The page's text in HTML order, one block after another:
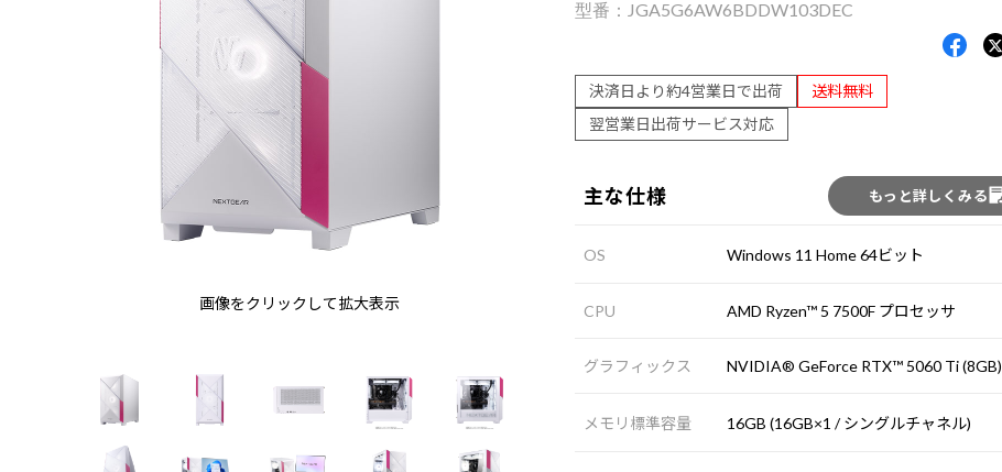
画像をクリックして拡大表示
JGA5G6AW6BDDW103DEC
決済日より約4営業日で出荷
送料無料
翌営業日出荷サービス対応
主な仕様 もっと詳しくみる
OS Windows 11 Home 64ビット
CPU AMD Ryzen™ 5 7500F プロセッサ
グラフィックス NVIDIA® GeForce RTX™ 5060 Ti (8GB)
メモリ標準容量 16GB (16GB×1 / シングルチャネル)